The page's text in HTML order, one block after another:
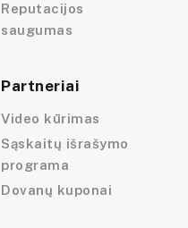
Reputacijos
saugumas
Partneriai
Video kūrimas
Sąskaitų išrašymo
programa
Dovanų kuponai